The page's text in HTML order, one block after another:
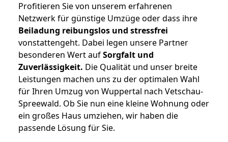
Profitieren Sie von unserem erfahrenen
Netzwerk für günstige Umzüge oder dass ihre
Beiladung reibungslos und stressfrei
vonstattengeht. Dabei legen unsere Partner
besonderen Wert aufSorgfalt und
Zuverlässigkeit. Die Qualität und unser breite
Leistungen machen uns zu der optimalen Wahl
für Ihren Umzug von Wuppertal nach Vetschau-
Spreewald. Ob Sie nun eine kleine Wohnung oder
ein großes Haus umziehen, wir haben die
passende Lösung für Sie.